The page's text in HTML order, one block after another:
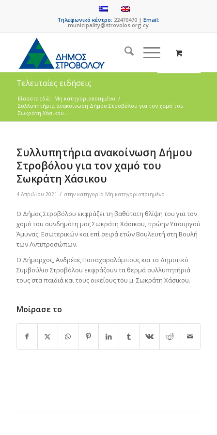
Τηλεφωνικό κέντρο: 22470470 |Email:
municipality@strovolos.org.cy
Τελευταίες ειδήσεις
Είσαστε εδώ: Μη κατηγοριοποιημένο /
Συλλυπητήρια ανακοίνωση Δήμου Στροβόλου για τον χαμό του
Σωκράτη Χάσικου...
Συλλυπητήρια ανακοίνωση Δήμου
Στροβόλου για τον χαμό του
Σωκράτη Χάσικου
4 Απριλίου 2021 / στην κατηγορία Μη κατηγοριοποιημένο
Ο Δήμος Στροβόλου εκφράζει τη βαθύτατη θλίψη του για τον
χαμό του συνδημότη μας Σωκράτη Χάσικου, πρώην Υπουργού
Άμυνας, Εσωτερικών και επί σειρά ετών Βουλευτή στη Βουλή
των Αντιπροσώπων.
Ο Δήμαρχος, Ανδρέας Παπαχαραλάμπους και το Δημοτικό
Συμβούλιο Στροβόλου εκφράζουν τα θερμά συλλυπητήριά
τους στα παιδιά και τους οικείους του μ. Σωκράτη Χάσικου.
Μοίρασε το